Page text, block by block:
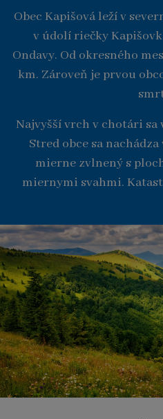
Obec Kapišová leží v
v údolí riečky
Ondavy. Od okresného
km. Zároveň je prvou
Najvyšší vrch v chotári sa
Stred obce sa
mierne zvlnený s
miernymi svahmi.